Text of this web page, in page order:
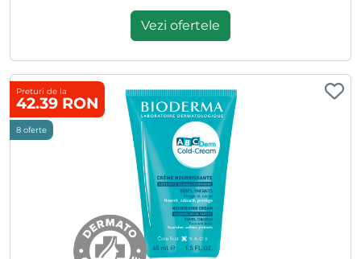
Vezi ofertele
Preturi de la
42.39 RON
8 oferte